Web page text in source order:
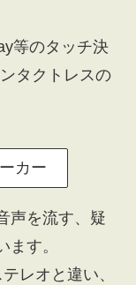
等のタッチ決
タクトレスの
カー
声を流す、疑
す。
レオと違い、